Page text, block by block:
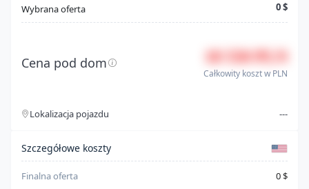
Model Tacoma
Typ paliwa Unknown
Cylindry 6
System bezpieczeństwa --
Wybrana oferta 0 $
Cena pod dom 18 550 PLN
Całkowity koszt w PLN
Lokalizacja pojazdu ---
Szczegóły kosztów
Szczegółowe koszty
Finalna oferta 0 $